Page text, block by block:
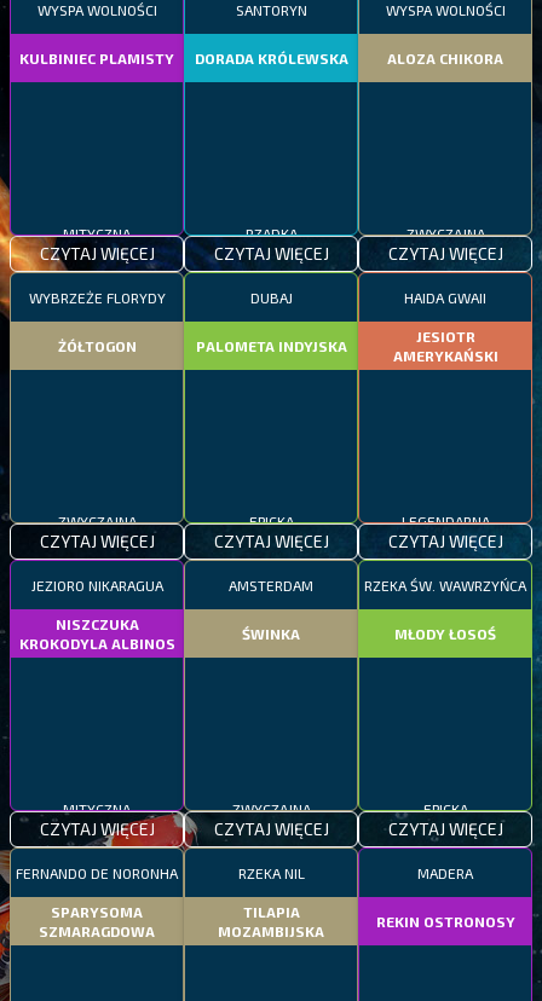
WYSPA WOLNOŚCI
KULBINIEC PLAMISTY
CZYTAJ WIĘCEJ
SANTORYN
DORADA KRÓLEWSKA
CZYTAJ WIĘCEJ
WYSPA WOLNOŚCI
ALOZA CHIKORA
CZYTAJ WIĘCEJ
WYBRZEŻE FLORYDY
ŻÓŁTOGON
CZYTAJ WIĘCEJ
DUBAJ
PALOMETA INDYJSKA
CZYTAJ WIĘCEJ
HAIDA GWAII
JESIOTR
AMERYKAŃSKI
CZYTAJ WIĘCEJ
JEZIORO NIKARAGUA
NISZCZUKA
KROKODYLA ALBINOS
CZYTAJ WIĘCEJ
AMSTERDAM
ŚWINKA
CZYTAJ WIĘCEJ
RZEKA ŚW. WAWRZYŃCA
MŁODY ŁOSOŚ
CZYTAJ WIĘCEJ
FERNANDO DE NORONHA
SPARYSOMA
SZMARAGDOWA
RZEKA NIL
TILAPIA
MOZAMBIJSKA
MADERA
REKIN OSTRONOSY